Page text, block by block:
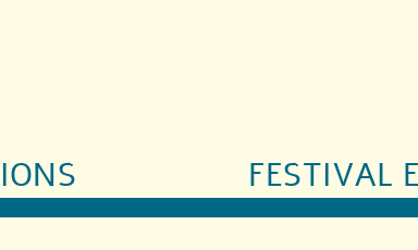
FESTIVAL